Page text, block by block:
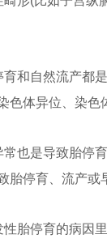
育和自然流产都
色体异位、染色
常也是导致胎停
胎停育、流产或
性胎停育的病因